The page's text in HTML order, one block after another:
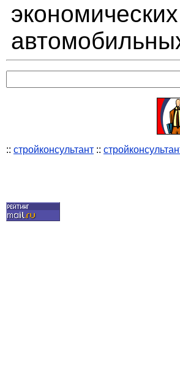
:: стройконсультант ::